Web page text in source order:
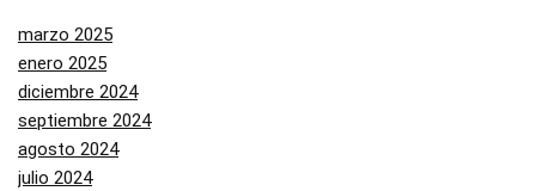
marzo 2025
enero 2025
diciembre 2024
septiembre 2024
agosto 2024
julio 2024